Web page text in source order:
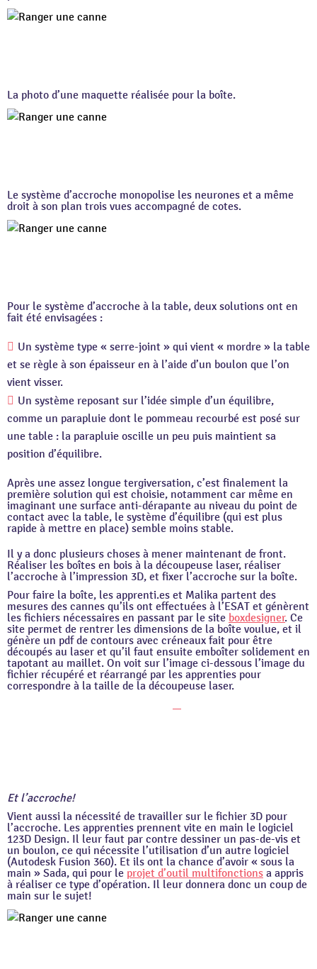
La photo d’une maquette réalisée pour la boîte.
Le système d’accroche monopolise les neurones et a même
droit à son plan trois vues accompagné de cotes.
Pour le système d’accroche à la table, deux solutions ont en
fait été envisagées :
Un système type « serre-joint » qui vient « mordre » la table
et se règle à son épaisseur en à l’aide d’un boulon que l’on
vient visser.
Un système reposant sur l’idée simple d’un équilibre,
comme un parapluie dont le pommeau recourbé est posé sur
une table : la parapluie oscille un peu puis maintient sa
position d’équilibre.
Après une assez longue tergiversation, c’est finalement la
première solution qui est choisie, notamment car même en
imaginant une surface anti-dérapante au niveau du point de
contact avec la table, le système d’équilibre (qui est plus
rapide à mettre en place) semble moins stable.
Il y a donc plusieurs choses à mener maintenant de front.
Réaliser les boîtes en bois à la découpeuse laser, réaliser
l’accroche à l’impression 3D, et fixer l’accroche sur la boîte.
Pour faire la boîte, les apprenti.es et Malika partent des
mesures des cannes qu’ils ont effectuées à l’ESAT et génèrent
les fichiers nécessaires en passant par le site boxdesigner. Ce
site permet de rentrer les dimensions de la boîte voulue, et il
génère un pdf de contours avec créneaux fait pour être
découpés au laser et qu’il faut ensuite emboîter solidement en
tapotant au maillet. On voit sur l’image ci-dessous l’image du
fichier récupéré et réarrangé par les apprenties pour
correspondre à la taille de la découpeuse laser.
Et l’accroche!
Vient aussi la nécessité de travailler sur le fichier 3D pour
l’accroche. Les apprenties prennent vite en main le logiciel
123D Design. Il leur faut par contre dessiner un pas-de-vis et
un boulon, ce qui nécessite l’utilisation d’un autre logiciel
(Autodesk Fusion 360). Et ils ont la chance d’avoir « sous la
main » Sada, qui pour le projet d’outil multifonctions a appris
à réaliser ce type d’opération. Il leur donnera donc un coup de
main sur le sujet!